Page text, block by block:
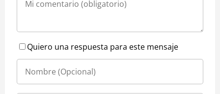
Quiero una respuesta para este mensaje